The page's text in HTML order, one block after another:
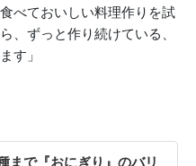
べておいしい料理作りを試
、ずっと作り続けている、
す」
まで『おにぎり』のバリ